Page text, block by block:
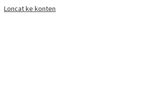
Loncat ke konten